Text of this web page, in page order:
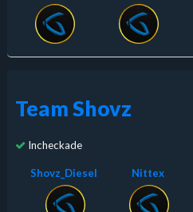
Team Shovz
Incheckade
Shovz_Diesel Nittex